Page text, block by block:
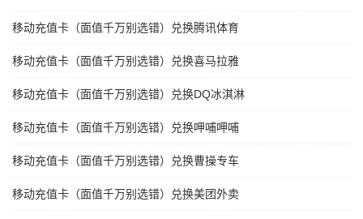
移动充值卡（面值千万别选错）兑换腾讯体育
移动充值卡（面值千万别选错）兑换喜马拉雅
移动充值卡（面值千万别选错）兑换DQ冰淇淋
移动充值卡（面值千万别选错）兑换呷哺呷哺
移动充值卡（面值千万别选错）兑换曹操专车
移动充值卡（面值千万别选错）兑换美团外卖